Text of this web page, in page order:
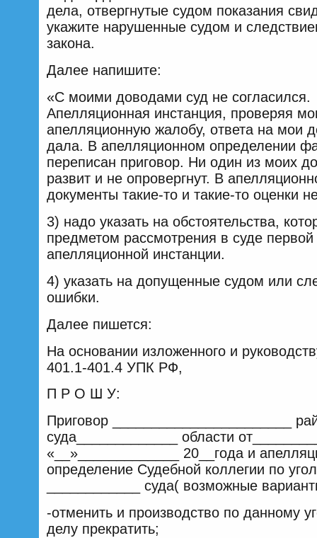
дела, отвергнутые судом показания
укажите нарушенные судом и
закона.
Далее напишите:
«С моими доводами суд не согласился.
Апелляционная инстанция, проверяя
апелляционную жалобу, ответа на мои
дала. В апелляционном определении
переписан приговор. Ни один из моих
развит и не опровергнут. В
документы такие-то и такие-то оценки
3) надо указать на обстоятельства,
предметом рассмотрения в суде первой
апелляционной инстанции.
4) указать на допущенные судом или
ошибки.
Далее пишется:
На основании изложенного и
401.1-401.4 УПК РФ,
П Р О Ш У:
Приговор _______________________
суда_____________ области
«__»_____________ 20__года и
определение Судебной коллегии по
____________ суда( возможные
-отменить и производство по данному
делу прекратить;